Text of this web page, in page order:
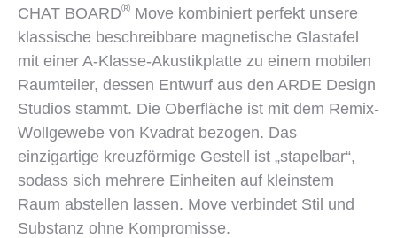
CHAT BOARD® Move kombiniert perfekt unsere
klassische beschreibbare magnetische Glastafel
mit einer A-Klasse-Akustikplatte zu einem mobilen
Raumteiler, dessen Entwurf aus den ARDE Design
Studios stammt. Die Oberfläche ist mit dem Remix-
Wollgewebe von Kvadrat bezogen. Das
einzigartige kreuzförmige Gestell ist „stapelbar“,
sodass sich mehrere Einheiten auf kleinstem
Raum abstellen lassen. Move verbindet Stil und
Substanz ohne Kompromisse.